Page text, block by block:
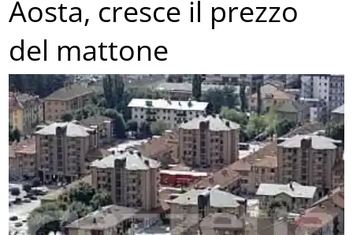
Aosta, cresce il prezzo
del mattone